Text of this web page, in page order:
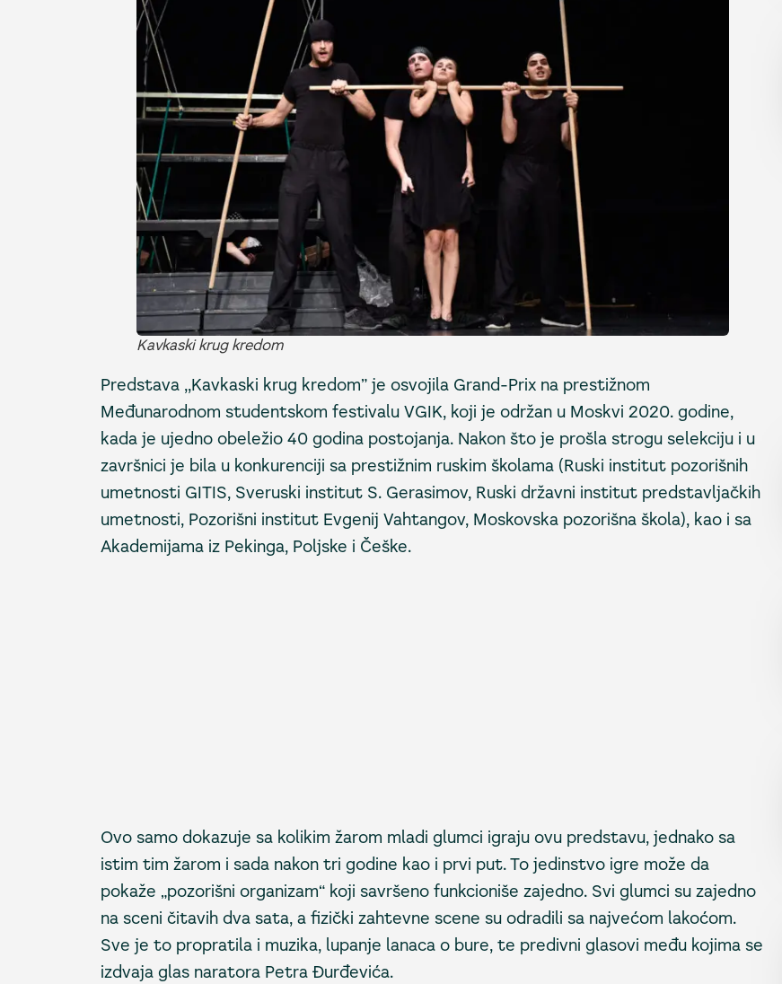
Kavkaski krug kredom
Predstava ,,Kavkaski krug kredom” je osvojila Grand-Prix na prestižnom
Međunarodnom studentskom festivalu VGIK, koji je održan u Moskvi 2020. godine,
kada je ujedno obeležio 40 godina postojanja. Nakon što je prošla strogu selekciju i u
završnici je bila u konkurenciji sa prestižnim ruskim školama (Ruski institut pozorišnih
umetnosti GITIS, Sveruski institut S. Gerasimov, Ruski državni institut predstavljačkih
umetnosti, Pozorišni institut Evgenij Vahtangov, Moskovska pozorišna škola), kao i sa
Akademijama iz Pekinga, Poljske i Češke.
Ovo samo dokazuje sa kolikim žarom mladi glumci igraju ovu predstavu, jednako sa
istim tim žarom i sada nakon tri godine kao i prvi put. To jedinstvo igre može da
pokaže „pozorišni organizam“ koji savršeno funkcioniše zajedno. Svi glumci su zajedno
na sceni čitavih dva sata, a fizički zahtevne scene su odradili sa najvećom lakoćom.
Sve je to propratila i muzika, lupanje lanaca o bure, te predivni glasovi među kojima se
izdvaja glas naratora Petra Đurđevića.